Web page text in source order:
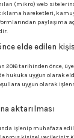
(mikro) web
hareketleri,
paylaşıma
elde edilen
2016 tarihinden önce,
hukuka uygun olarak
uygun olarak
aktarılması
işlenip muhafaza